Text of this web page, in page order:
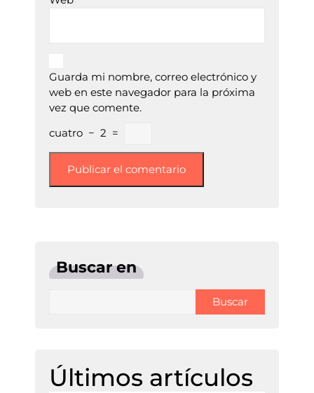
Guarda mi nombre, correo electrónico y
web en este navegador para la próxima
vez que comente.
cuatro − 2 =
Buscar en
Buscar
Últimos artículos